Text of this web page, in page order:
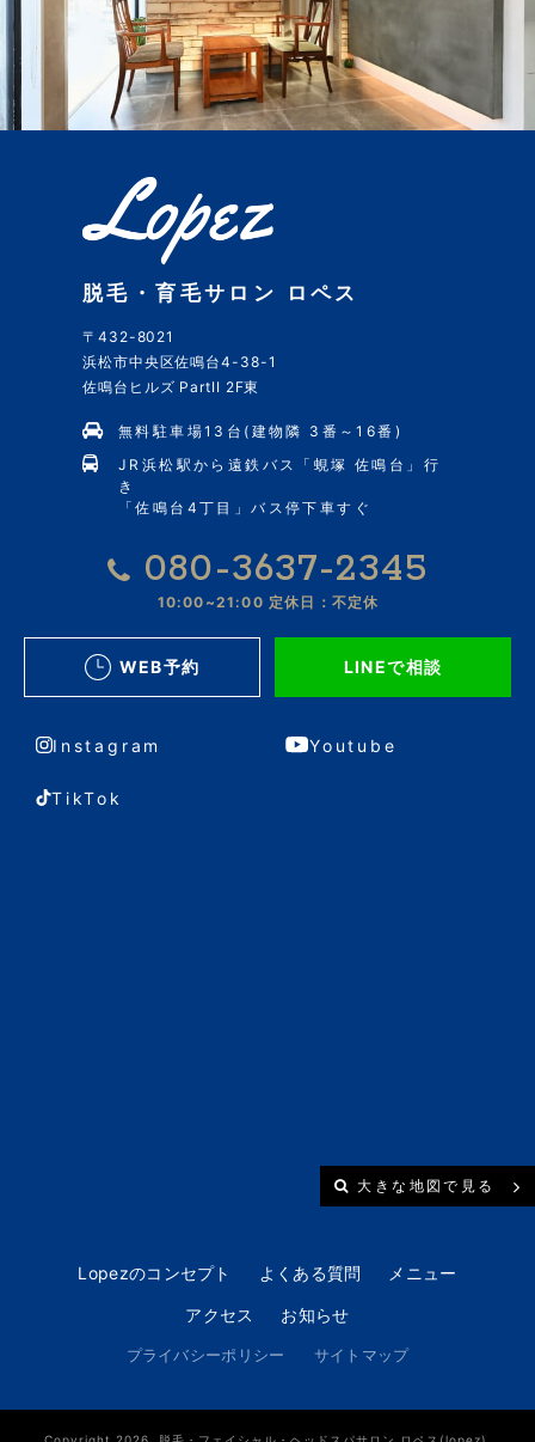
脱毛・育毛サロン ロペス
〒432-8021
浜松市中央区佐鳴台4-38-1
佐鳴台ヒルズ PartII 2F東
無料駐車場13台(建物隣 3番～16番)
JR浜松駅から遠鉄バス「蜆塚 佐鳴台」行
き
「佐鳴台4丁目」バス停下車すぐ
080-3637-2345
10:00~21:00 定休日：不定休
WEB予約 LINEで相談
Instagram Youtube
TikTok
大きな地図で見る
Lopezのコンセプト よくある質問 メニュー
アクセス お知らせ
プライバシーポリシー サイトマップ